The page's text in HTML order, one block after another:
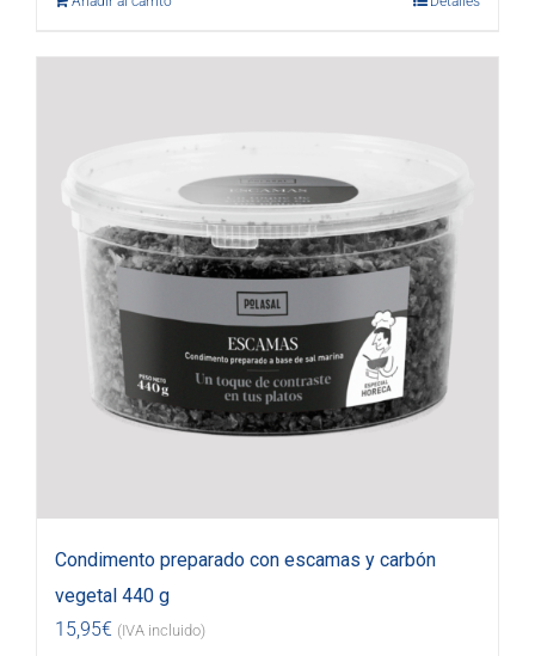
Condimento preparado con escamas y carbón
vegetal 440 g
15,95€ (IVA incluido)